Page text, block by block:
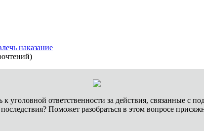
наказание
)
к уголовной ответственности за действия, связанные с
Поможет разобраться в этом вопросе